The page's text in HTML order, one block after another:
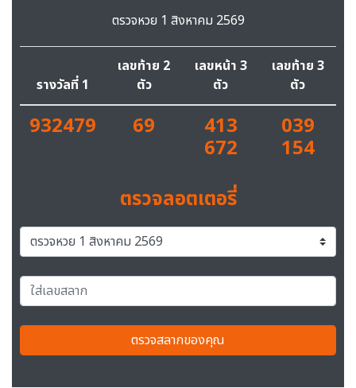
ตรวจหวย 1 สิงหาคม 2569
รางวัลที่ 1
เลขท้าย 2
ตัว
เลขหน้า 3
ตัว
เลขท้าย 3
ตัว
932479 69 413
672
039
154
ตรวจลอตเตอรี่
ตรวจสลากของคุณ